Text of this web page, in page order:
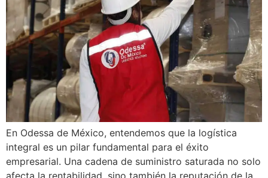
En Odessa de México, entendemos que la logística
integral es un pilar fundamental para el éxito
empresarial. Una cadena de suministro saturada no solo
afecta la rentabilidad, sino también la reputación de la